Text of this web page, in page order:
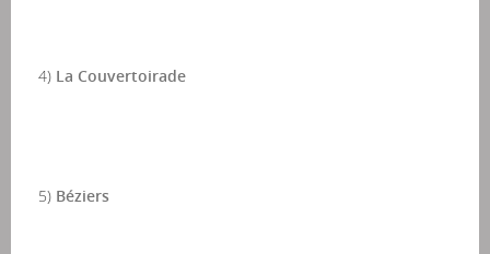
4) La Couvertoirade
5) Béziers